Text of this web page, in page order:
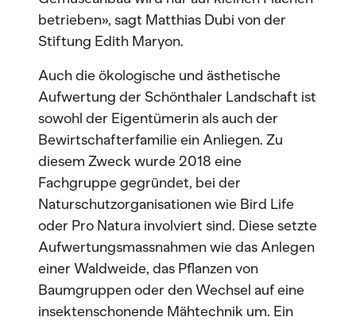
betrieben», sagt Matthias Dubi von der
Stiftung Edith Maryon.
Auch die ökologische und ästhetische
Aufwertung der Schönthaler Landschaft ist
sowohl der Eigentümerin als auch der
Bewirtschafterfamilie ein Anliegen. Zu
diesem Zweck wurde 2018 eine
Fachgruppe gegründet, bei der
Naturschutzorganisationen wie Bird Life
oder Pro Natura involviert sind. Diese setzte
Aufwertungsmassnahmen wie das Anlegen
einer Waldweide, das Pflanzen von
Baumgruppen oder den Wechsel auf eine
insektenschonende Mähtechnik um. Ein